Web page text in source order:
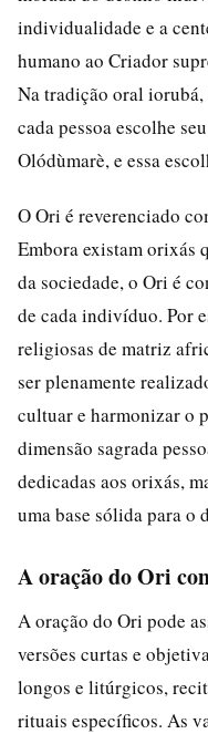
individualidade e a
humano ao Criador
Na tradição oral iorubá,
cada pessoa escolhe
Olódùmarè, e essa
O Ori é reverenciado
Embora existam orixás
da sociedade, o Ori é
de cada indivíduo. Por
religiosas de matriz
ser plenamente
cultuar e harmonizar o
dimensão sagrada
dedicadas aos orixás,
uma base sólida para o
A oração do Ori
A oração do Ori pode
versões curtas e
longos e litúrgicos,
rituais específicos. As